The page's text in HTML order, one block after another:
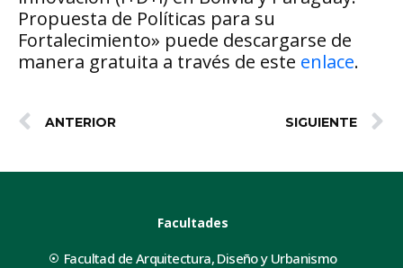
Propuesta de Políticas para su
Fortalecimiento» puede descargarse de
manera gratuita a través de este enlace.
ANTERIOR SIGUIENTE
Facultades
Facultad de Arquitectura, Diseño y Urbanismo